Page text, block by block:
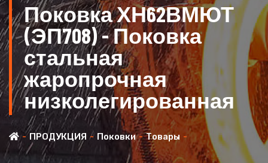
Поковка ХН62ВМЮТ
(ЭП708) - Поковка
стальная
жаропрочная
низколегированная
ПРОДУКЦИЯ Поковки Товары